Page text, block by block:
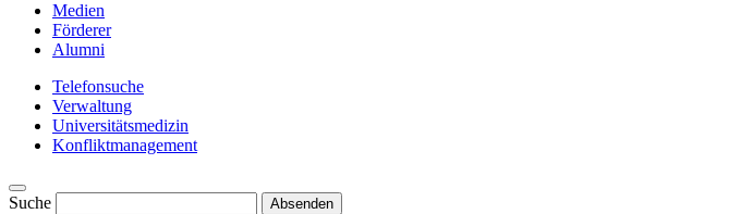
Medien
Förderer
Alumni
Telefonsuche
Verwaltung
Universitätsmedizin
Konfliktmanagement
Suche Absenden